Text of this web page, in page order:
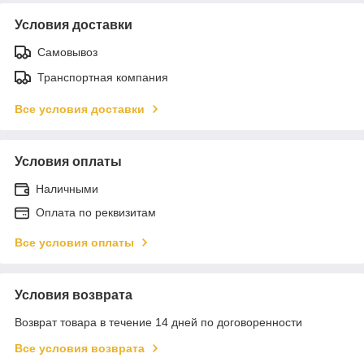
Условия доставки
Самовывоз
Транспортная компания
Все условия доставки
Условия оплаты
Наличными
Оплата по реквизитам
Все условия оплаты
Условия возврата
Возврат товара в течение 14 дней по договоренности
Все условия возврата